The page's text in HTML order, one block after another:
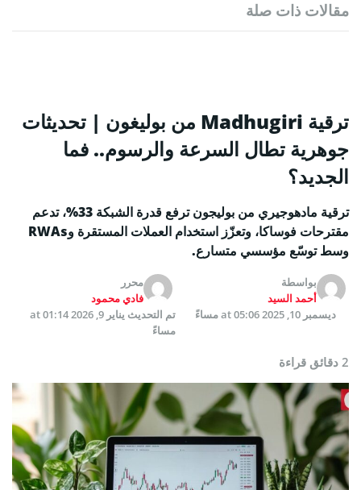
مقالات ذات صلة
ترقية Madhugiri من بوليغون | تحديثات
جوهرية تطال السرعة والرسوم.. فما
الجديد؟
ترقية مادهوجيري من بوليجون ترفع قدرة الشبكة 33%، تدعم
مقترحات فوساكا، وتعزّز استخدام العملات المستقرة وRWAs
وسط توسّع مؤسسي متسارع.
بواسطة
أحمد السيد
محرر
فادي محمود
ديسمبر 10, 2025 at 05:06 مساءً
تم التحديث
يناير 9, 2026 at 01:14
مساءً
2 دقائق قراءة